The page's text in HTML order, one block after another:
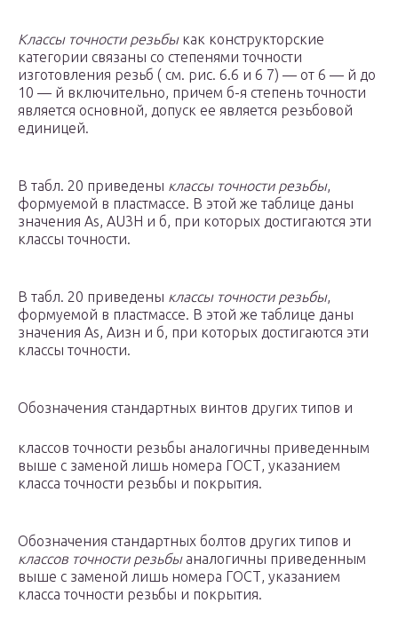
Классы точности резьбыкак конструкторские
категории связаны со степенями точности
изготовления резьб ( см. рис. 6.6 и 6 7) — от 6 — й до
10 — й включительно, причем б-я степень точности
является основной, допуск ее является резьбовой
единицей.
В табл. 20 приведены классы точности резьбы,
формуемой в пластмассе. В этой же таблице даны
значения As, AU3H и б, при которых достигаются эти
классы точности.
В табл. 20 приведены классы точности резьбы,
формуемой в пластмассе. В этой же таблице даны
значения As, Аизн и б, при которых достигаются эти
классы точности.
Обозначения стандартных винтов других типов и
классов точности резьбы аналогичны приведенным
выше с заменой лишь номера ГОСТ, указанием
класса точности резьбы и покрытия.
Обозначения стандартных болтов других типов и
классов точности резьбыаналогичны приведенным
выше с заменой лишь номера ГОСТ, указанием
класса точности резьбы и покрытия.